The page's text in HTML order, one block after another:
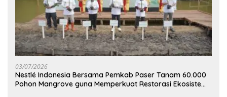
03/07/2026
Nestlé Indonesia Bersama Pemkab Paser Tanam 60.000
Pohon Mangrove guna Memperkuat Restorasi Ekosistem